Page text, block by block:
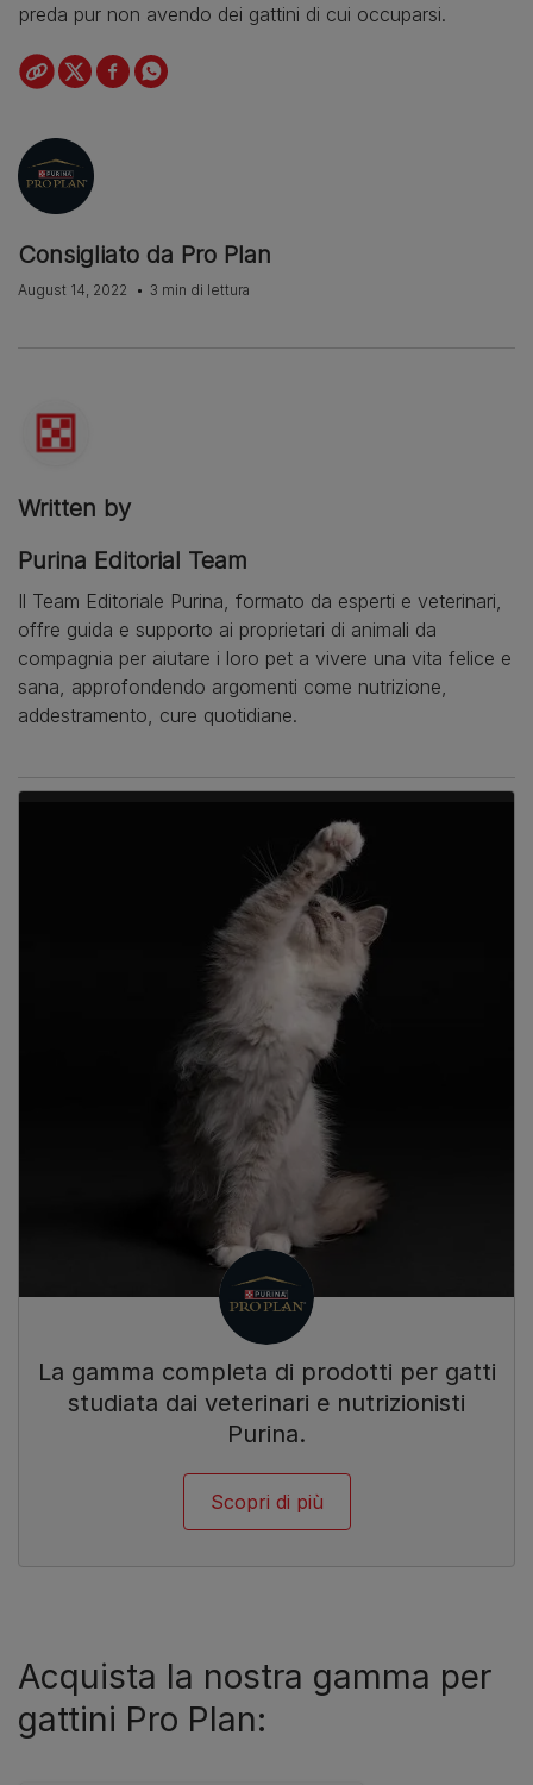
preda pur non avendo dei gattini di cui occuparsi.
Consigliato da Pro Plan
August 14, 2022 3 min di lettura
Written by
Purina Editorial Team
Il Team Editoriale Purina, formato da esperti e veterinari,
offre guida e supporto ai proprietari di animali da
compagnia per aiutare i loro pet a vivere una vita felice e
sana, approfondendo argomenti come nutrizione,
addestramento, cure quotidiane.
La gamma completa di prodotti per gatti
studiata dai veterinari e nutrizionisti
Purina.
Scopri di più
Acquista la nostra gamma per
gattini Pro Plan: